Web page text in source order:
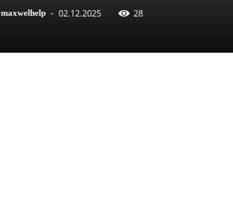
maxwelhelp - 02.12.2025 28